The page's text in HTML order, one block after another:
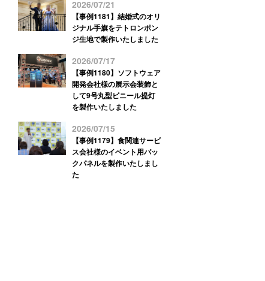
2026/07/21
【事例1181】結婚式のオリ
ジナル手旗をテトロンポン
ジ生地で製作いたしました
2026/07/17
【事例1180】ソフトウェア
開発会社様の展示会装飾と
して9号丸型ビニール提灯
を製作いたしました
2026/07/15
【事例1179】食関連サービ
ス会社様のイベント用バッ
クパネルを製作いたしまし
た